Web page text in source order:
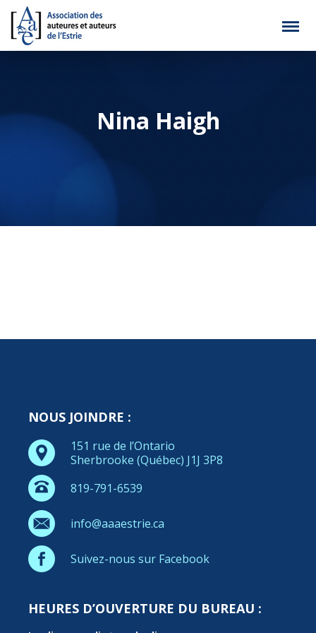
Nina Haigh
NOUS JOINDRE :
151 rue de l’Ontario
Sherbrooke (Québec) J1J 3P8
819-791-6539
info@aaaestrie.ca
Suivez-nous sur Facebook
HEURES D’OUVERTURE DU BUREAU :